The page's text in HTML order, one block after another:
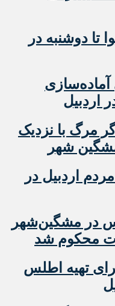
تا دوشنبه در
آماده‌سازی
اردبیل
مرگ با نزدیک
اردبیل در
در مشگین‌شهر
محکوم شد
تهیه اطلس